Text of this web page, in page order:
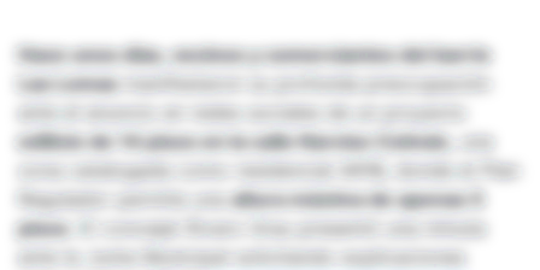
Hace unos días, vecinos y comerciantes del barrio
Las Lomas manifestaron su profunda preocupación
ante el anuncio en redes sociales de un proyecto
edilicio de 14 pisos en la calle Narciso Colmán,
una
zona catalogada como residencial AR1B, donde el Plan
Regulador permite una altura máxima de apenas 5
pisos . El concejal Álvaro Grau presentó una minuta
ante la Junta Municipal solicitando explicaciones